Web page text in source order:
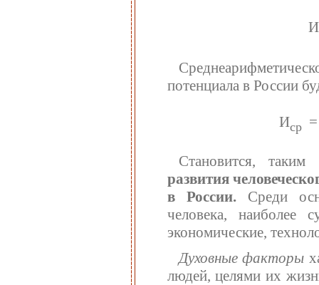
И
потенциала в России
Иср
Становится,
развития
в России. Среди
человека, наиболее
экономические,
Духовные факторы
людей, целями их